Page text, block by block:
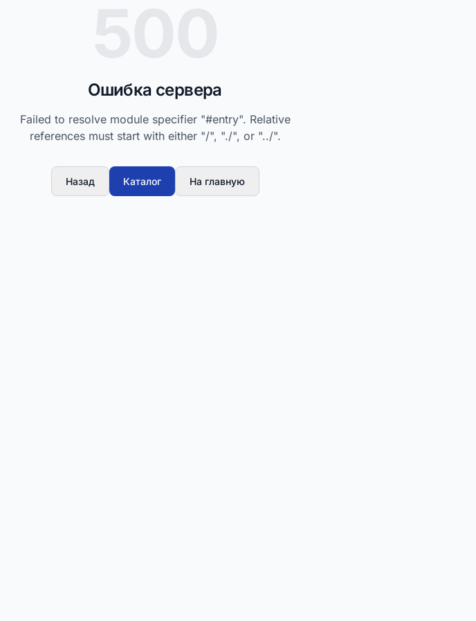
Ошибка сервера
Failed to resolve module specifier "#entry". Relative
references must start with either "/", "./", or "../".
Назад Каталог На главную